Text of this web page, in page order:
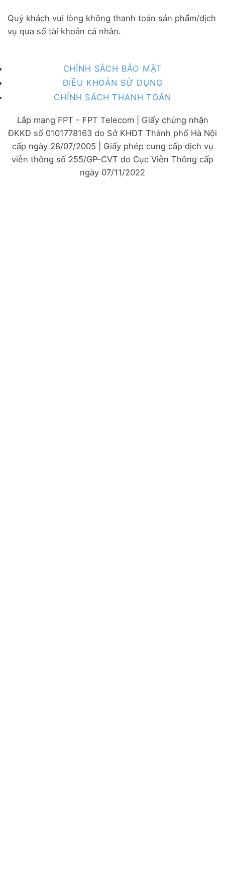
Quý khách vui lòng không thanh toán sản phẩm/dịch
vụ qua số tài khoản cá nhân.
CHÍNH SÁCH BẢO MẬT
ĐIỀU KHOẢN SỬ DỤNG
CHÍNH SÁCH THANH TOÁN
Lắp mạng FPT - FPT Telecom | Giấy chứng nhận
ĐKKD số 0101778163 do Sở KHĐT Thành phố Hà Nội
cấp ngày 28/07/2005 | Giấy phép cung cấp dịch vụ
viễn thông số 255/GP-CVT do Cục Viễn Thông cấp
ngày 07/11/2022